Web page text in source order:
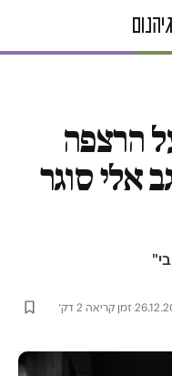
הרצפה
אלי סוגר
·זמן קריאה 2 דק׳